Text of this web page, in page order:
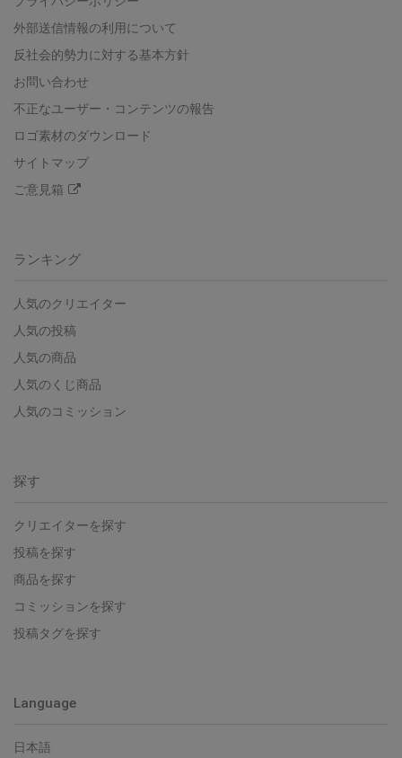
外部送信情報の利用について
反社会的勢力に対する基本方針
お問い合わせ
不正なユーザー・コンテンツの報告
ロゴ素材のダウンロード
サイトマップ
ご意見箱
ランキング
人気のクリエイター
人気の投稿
人気の商品
人気のくじ商品
人気のコミッション
探す
クリエイターを探す
投稿を探す
商品を探す
コミッションを探す
投稿タグを探す
Language
日本語